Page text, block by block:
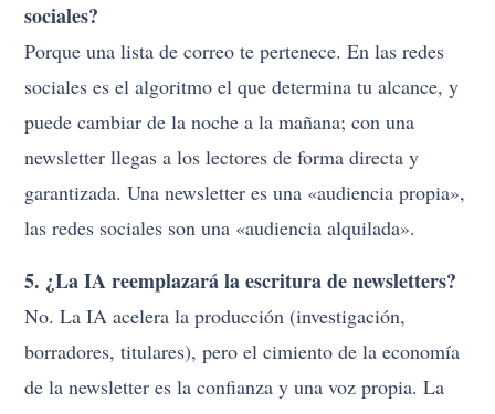
sociales?
Porque una lista de correo te pertenece. En las redes
sociales es el algoritmo el que determina tu alcance, y
puede cambiar de la noche a la mañana; con una
newsletter llegas a los lectores de forma directa y
garantizada. Una newsletter es una «audiencia propia»,
las redes sociales son una «audiencia alquilada».
5. ¿La IA reemplazará la escritura de newsletters?
No. La IA acelera la producción (investigación,
borradores, titulares), pero el cimiento de la economía
de la newsletter es la confianza y una voz propia. La